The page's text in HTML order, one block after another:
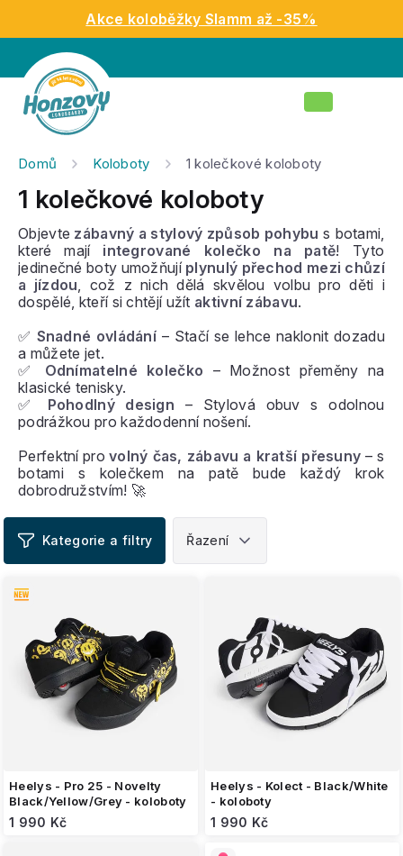
obsah
Akce koloběžky Slamm až -35%
Nákupní
Domů Koloboty 1 kolečkové koloboty
1 kolečkové koloboty
Objevte zábavný a stylový způsob pohybu s botami,
které mají integrované kolečko na patě! Tyto
jedinečné boty umožňují plynulý přechod mezi chůzí
a jízdou, což z nich dělá skvělou volbu pro děti i
dospělé, kteří si chtějí užít aktivní zábavu.
✅ Snadné ovládání – Stačí se lehce naklonit dozadu
a můžete jet.
✅ Odnímatelné kolečko – Možnost přeměny na
klasické tenisky.
✅ Pohodlný design – Stylová obuv s odolnou
podrážkou pro každodenní nošení.
Perfektní provolný čas, zábavu a kratší přesuny – s
botami s kolečkem na patě bude každý krok
dobrodružstvím! 🚀
ý
p
i
s
o
Heelys - Pro 25 - Novelty
Black/Yellow/Grey - koloboty
1 990 Kč
Heelys - Kolect - Black/White
- koloboty
1 990 Kč